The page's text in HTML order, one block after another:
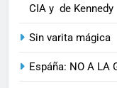
CIA y de Kennedy
Sin varita mágica
Espáña: NO A LA